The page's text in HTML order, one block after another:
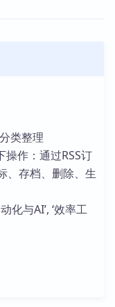
类整理
作：通过RSS订
、存档、删除、生
化与AI’, ‘效率工